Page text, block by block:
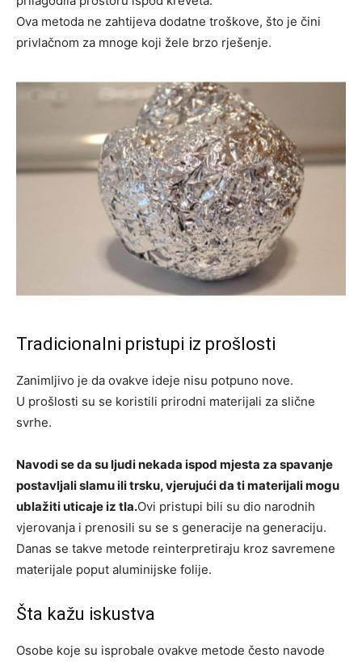
Ova metoda ne zahtijeva dodatne troškove, što je čini
privlačnom za mnoge koji žele brzo rješenje.
Tradicionalni pristupi iz prošlosti
Zanimljivo je da ovakve ideje nisu potpuno nove.
U prošlosti su se koristili prirodni materijali za slične
svrhe.
Navodi se da su ljudi nekada ispod mjesta za spavanje
postavljali slamu ili trsku, vjerujući da ti materijali mogu
ublažiti uticaje iz tla.Ovi pristupi bili su dio narodnih
vjerovanja i prenosili su se s generacije na generaciju.
Danas se takve metode reinterpretiraju kroz savremene
materijale poput aluminijske folije.
Šta kažu iskustva
Osobe koje su isprobale ovakve metode često navode